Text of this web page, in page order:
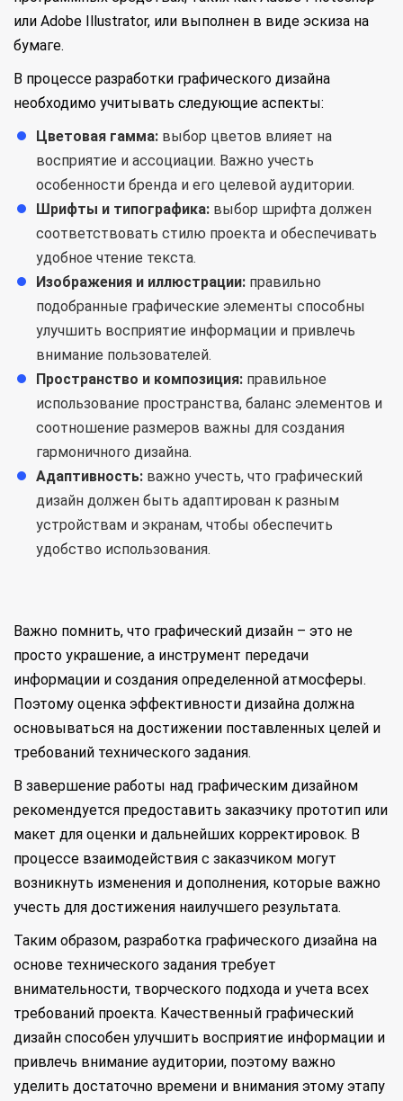
или Adobe Illustrator, или выполнен в виде эскиза на
бумаге.
В процессе разработки графического дизайна
необходимо учитывать следующие аспекты:
Цветовая гамма: выбор цветов влияет на
восприятие и ассоциации. Важно учесть
особенности бренда и его целевой аудитории.
Шрифты и типографика: выбор шрифта должен
соответствовать стилю проекта и обеспечивать
удобное чтение текста.
Изображения и иллюстрации: правильно
подобранные графические элементы способны
улучшить восприятие информации и привлечь
внимание пользователей.
Пространство и композиция: правильное
использование пространства, баланс элементов и
соотношение размеров важны для создания
гармоничного дизайна.
Адаптивность: важно учесть, что графический
дизайн должен быть адаптирован к разным
устройствам и экранам, чтобы обеспечить
удобство использования.
Важно помнить, что графический дизайн – это не
просто украшение, а инструмент передачи
информации и создания определенной атмосферы.
Поэтому оценка эффективности дизайна должна
основываться на достижении поставленных целей и
требований технического задания.
В завершение работы над графическим дизайном
рекомендуется предоставить заказчику прототип или
макет для оценки и дальнейших корректировок. В
процессе взаимодействия с заказчиком могут
возникнуть изменения и дополнения, которые важно
учесть для достижения наилучшего результата.
Таким образом, разработка графического дизайна на
основе технического задания требует
внимательности, творческого подхода и учета всех
требований проекта. Качественный графический
дизайн способен улучшить восприятие информации и
привлечь внимание аудитории, поэтому важно
уделить достаточно времени и внимания этому этапу